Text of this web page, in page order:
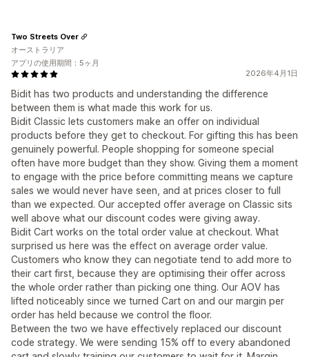
2026年4月1日
Bidit has two products and understanding the difference
between them is what made this work for us.
Bidit Classic lets customers make an offer on individual
products before they get to checkout. For gifting this has been
genuinely powerful. People shopping for someone special
often have more budget than they show. Giving them a moment
to engage with the price before committing means we capture
sales we would never have seen, and at prices closer to full
than we expected. Our accepted offer average on Classic sits
well above what our discount codes were giving away.
Bidit Cart works on the total order value at checkout. What
surprised us here was the effect on average order value.
Customers who know they can negotiate tend to add more to
their cart first, because they are optimising their offer across
the whole order rather than picking one thing. Our AOV has
lifted noticeably since we turned Cart on and our margin per
order has held because we control the floor.
Between the two we have effectively replaced our discount
code strategy. We were sending 15% off to every abandoned
Two Streets Over
オーストラリア
アプリの使用期間：5ヶ月